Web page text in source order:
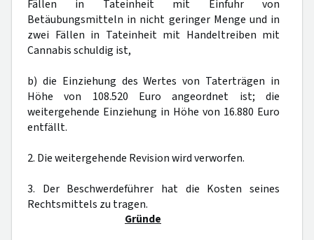
Fällen in Tateinheit mit Einfuhr von
Betäubungsmitteln in nicht geringer Menge und in
zwei Fällen in Tateinheit mit Handeltreiben mit
Cannabis schuldig ist,
b) die Einziehung des Wertes von Taterträgen in
Höhe von 108.520 Euro angeordnet ist; die
weitergehende Einziehung in Höhe von 16.880 Euro
entfällt.
2. Die weitergehende Revision wird verworfen.
3. Der Beschwerdeführer hat die Kosten seines
Rechtsmittels zu tragen.
Gründe